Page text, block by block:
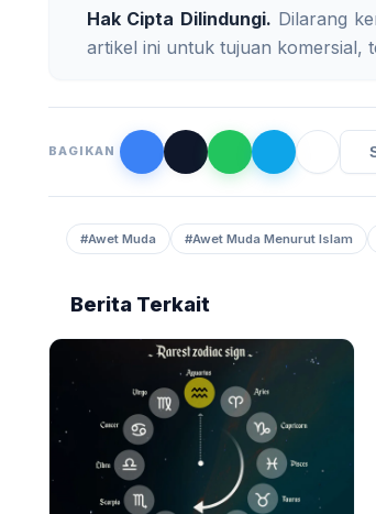
Hak Cipta Dilindungi. Dilarang
artikel ini untuk tujuan komersial,
BAGIKAN
#Awet Muda #Awet Muda Menurut Islam
Berita Terkait